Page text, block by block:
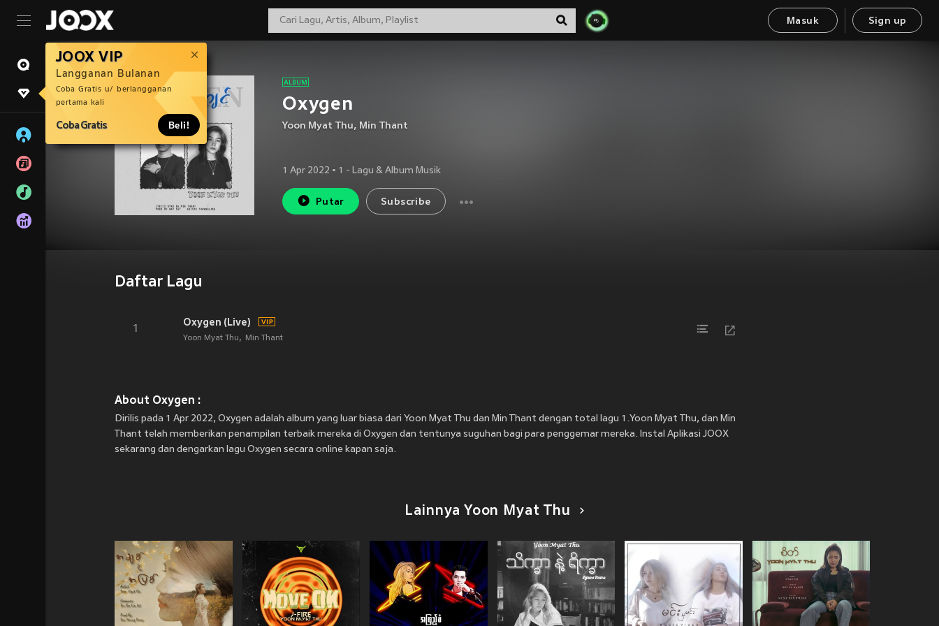
Masuk Sign up
JOOX VIP
Langganan Bulanan
Coba Gratis u/ berlangganan
pertama kali
Coba Gratis Beli!
Oxygen
Yoon Myat Thu, Min Thant
1 Apr 2022 • 1 - Lagu & Album Musik
Putar Subscribe
Daftar Lagu
1
Oxygen (Live)
Yoon Myat Thu Min Thant
About Oxygen :
Dirilis pada 1 Apr 2022, Oxygen adalah album yang luar biasa dari Yoon Myat Thu dan Min Thant dengan total lagu 1.Yoon Myat Thu, dan Min
Thant telah memberikan penampilan terbaik mereka di Oxygen dan tentunya suguhan bagi para penggemar mereka. Instal Aplikasi JOOX
sekarang dan dengarkan lagu Oxygen secara online kapan saja.
Lainnya Yoon Myat Thu